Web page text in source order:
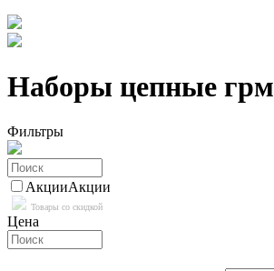
Наборы цепные грм
Фильтры
АкцииАкции
Товары со скидкой
Цена